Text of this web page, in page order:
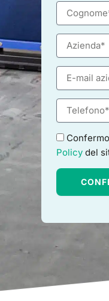
C
o
m
A
n
d
E
l
T
e
f
n
G
D
R
Policy del